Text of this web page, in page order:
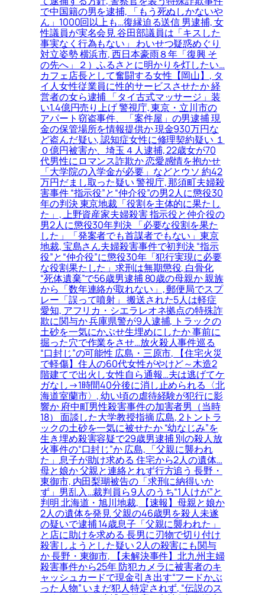
で中国籍の男を逮捕, 「もう死ぬしかないや
ん」1000回以上も…復縁迫る送信 男逮捕, 女
性議員が実名会見 谷田部議員は「キスした
事実なく行為もない」 わいせつ疑惑めぐり
対立姿勢 横浜市, 西日本豪雨８年「復興 そ
の先へ」２）ふるさとに明かりを灯したい…
カフェ店長として奮闘する女性【岡山】, タ
イ人女性従業員に性的サービスさせたか 経
営者の女ら逮捕 「タイ古式マッサージ」装
い1.4億円売り上げ 警視庁, 東京・立川市の
アパート窃盗事件、「案件屋」の男逮捕 現
金の保管場所を情報提供か 現金930万円な
ど盗んだ疑い, 認知症女性に修理契約疑い １
０億円被害か、埼玉４人逮捕, 22歳女が70
代男性にロマンス詐欺か 恋愛感情を抱かせ
「大学院の入学金が必要」などとウソ 約42
万円だまし取った疑い 警視庁, 那須町夫婦殺
害事件 “指示役”と“仲介役”の男2人に懲役30
年の判決 東京地裁「役割を主体的に果たし
た」, 上野資産家夫婦殺害 指示役と仲介役の
男2人に懲役30年判決 「必要な役割を果た
した」「発案者でも首謀者でもない」東京
地裁, 宝島さん夫婦殺害事件で初判決 “指示
役”と“仲介役”に懲役30年「犯行実現に必要
な役割果たした」求刑は無期懲役, 白骨化
“死体遺棄”で56歳男逮捕 80歳の母親か 親族
から「数年連絡が取れない」, 郵便局でスプ
レー「誤って噴射」 搬送された5人は軽症
愛知, アフリカ・シエラレオネ拠点の特殊詐
欺に関与か 兵庫県警が9人逮捕, トラックの
土砂を一気にかぶせ生埋めにしたか 事前に
掘った穴で作業をさせ…放火殺人事件巡る
“口封じ”の可能性 広島・三原市, 【住宅火災
で軽傷】住人の60代女性がやけど～木造2
階建てで出火し女性自ら通報…夫は逃げてケ
ガなし→1時間40分後に消し止められる〈北
海道室蘭市〉, 幼い頃の虐待経験が犯行に影
響か 府中町男性殺害事件の加害者男（当時
18） 面談した大学教授指摘 広島, 2トントラ
ックの土砂を一気に被せたか “幼なじみ”を
生き埋め殺害容疑で29歳男逮捕 別の殺人放
火事件の“口封じ”か 広島, 「父親に襲われ
た」息子が助け求める 住宅から2人の遺体…
母と娘か 父親と連絡とれず行方追う 長野・
東御市, 内田梨瑚被告の「求刑に納得いか
ず」男乱入…裁判員ら9人のうち“1人けが”と
判明 北海道・旭川地裁, 【速報】母親と娘か
2人の遺体を発見 父親の46歳男を殺人未遂
の疑いで逮捕 14歳息子「父親に襲われた」
と店に助けを求める 長男に刃物で切り付け
殺害しようとした疑い 2人の殺害にも関与
か 長野・東御市, 【未解決事件】北九州主婦
殺害事件から25年 防犯カメラに被害者のキ
ャッシュカードで現金引き出す“フードかぶ
った人物” いまだ犯人特定されず, “伝説のス